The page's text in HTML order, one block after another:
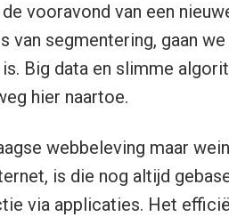
vooravond van een
van segmentering, gaan
Big data en slimme
hier naartoe.
webbeleving maar
is die nog altijd
via applicaties. Het